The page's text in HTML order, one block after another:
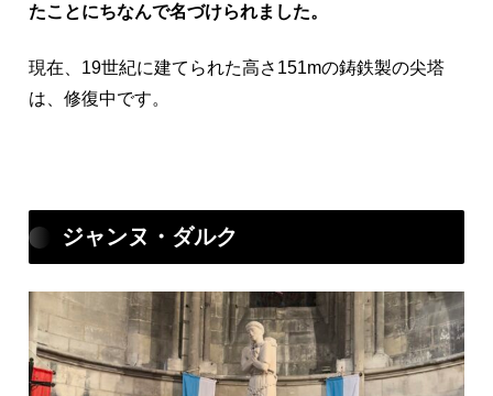
たことにちなんで名づけられました。
現在、19世紀に建てられた高さ151mの鋳鉄製の尖塔
は、修復中です。
ジャンヌ・ダルク